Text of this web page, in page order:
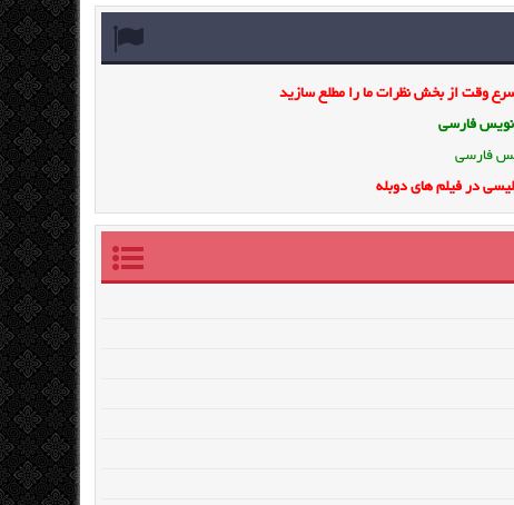
وقت از بخش نظرات ما را مطلع سازید
فارسی
فارسی
در فیلم های دوبله